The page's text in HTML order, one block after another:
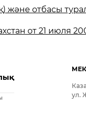
және отбасы
от 21 июля
ул.